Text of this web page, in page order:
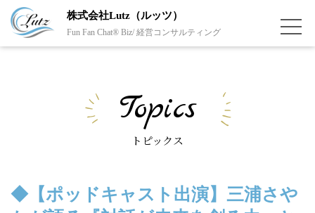
株式会社Lutz（ルッツ）
Fun Fan Chat® Biz/ 経営コンサルティング
Topics
トピックス
◆【ポッドキャスト出演】三浦さや